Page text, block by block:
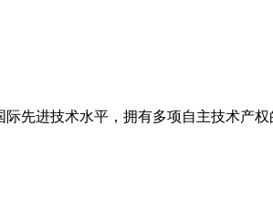
先进技术水平，拥有多项自主技术产